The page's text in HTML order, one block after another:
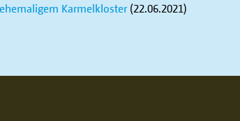
Karmelkloster(22.06.2021)